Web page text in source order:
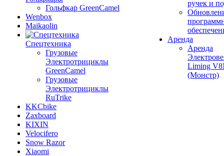
Гольфкар GreenCamel
Wenbox
Maikaolin
Спецтехника
Грузовые
Электротрициклы
GreenCamel
Грузовые
Электротрициклы
RuTrike
KKCbike
Zaxboard
KIXIN
Velocifero
Snow Razor
Xiaomi
ручек и
Аренда
Аренда
Liming
(Монстр)